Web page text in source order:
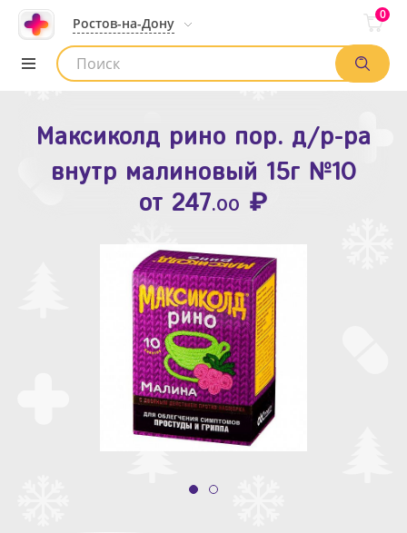
Ростов-на-Дону
0
Список аптек
Максиколд рино пор. д/р-ра
внутр малиновый 15г №10
от 247.00 ₽
Зодак таб. п.п.о. 10мг №10
от109.80 ₽